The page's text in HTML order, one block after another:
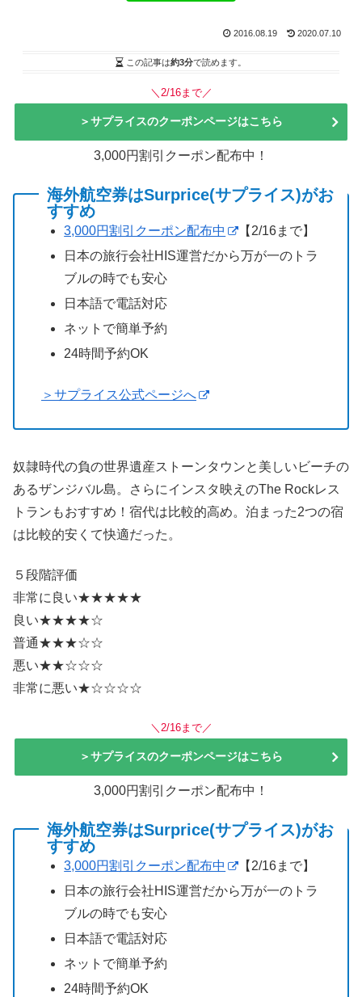
2016.08.19 2020.07.10
この記事は約3分で読めます。
＼2/16まで／
＞サプライスのクーポンページはこちら
3,000円割引クーポン配布中！
海外航空券はSurprice(サプライス)がお
すすめ
3,000円割引クーポン配布中
【2/16まで】
日本の旅行会社HIS運営だから万が一のトラ
ブルの時でも安心
日本語で電話対応
ネットで簡単予約
24時間予約OK
＞サプライス公式ページへ
奴隷時代の負の世界遺産ストーンタウンと美しいビーチの
あるザンジバル島。さらにインスタ映えのThe Rockレス
トランもおすすめ！宿代は比較的高め。泊まった2つの宿
は比較的安くて快適だった。
５段階評価
非常に良い★★★★★
良い★★★★☆
普通★★★☆☆
悪い★★☆☆☆
非常に悪い★☆☆☆☆
＼2/16まで／
＞サプライスのクーポンページはこちら
3,000円割引クーポン配布中！
海外航空券はSurprice(サプライス)がお
すすめ
3,000円割引クーポン配布中
【2/16まで】
日本の旅行会社HIS運営だから万が一のトラ
ブルの時でも安心
日本語で電話対応
ネットで簡単予約
24時間予約OK